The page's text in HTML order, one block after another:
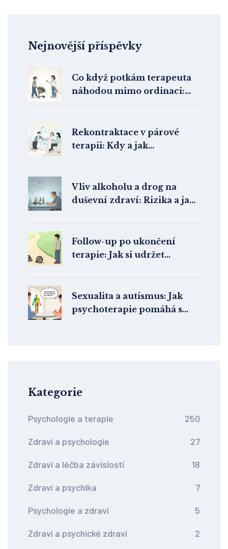
Nejnovější příspěvky
Co když potkám terapeuta
náhodou mimo ordinaci:
Rekontraktace v párové
terapii: Kdy a jak
Vliv alkoholu a drog na
duševní zdraví: Rizika a jak
Follow-up po ukončení
terapie: Jak si udržet
Sexualita a autismus: Jak
psychoterapie pomáhá s
Kategorie
Psychologie a terapie 250
Zdraví a psychologie 27
Zdraví a léčba závislostí 18
Zdraví a psychika 7
Psychologie a zdraví 5
Zdraví a psychické zdraví 2